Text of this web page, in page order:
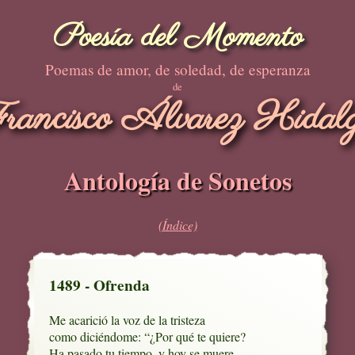
Poesía del Momento
Poemas de amor, de soledad, de esperanza
de
Álvarez
Antología de Sonetos
(Índice)
1489 - Ofrenda
Me acarició la voz de la tristeza
como diciéndome: “¿Por qué te quiere?